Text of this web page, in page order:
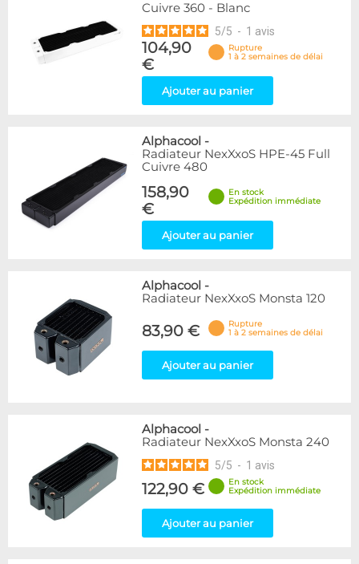
Cuivre 360 - Blanc
5/5 - 1 avis
104,90
€
Rupture
1 à 2 semaines de délai
Ajouter au panier
Alphacool -
Radiateur NexXxoS HPE-45 Full
Cuivre 480
158,90
€
En stock
Expédition immédiate
Ajouter au panier
Alphacool -
Radiateur NexXxoS Monsta 120
83,90 €
Rupture
1 à 2 semaines de délai
Ajouter au panier
Alphacool -
Radiateur NexXxoS Monsta 240
5/5 - 1 avis
122,90 €
En stock
Expédition immédiate
Ajouter au panier